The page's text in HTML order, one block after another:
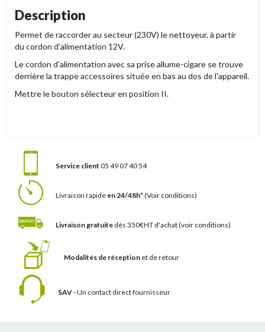
Description
Permet de raccorder au secteur (230V) le nettoyeur, à partir
du cordon d’alimentation 12V.
Le cordon d'alimentation avec sa prise allume-cigare se trouve
derrière la trappe accessoires située en bas au dos de l'appareil.
Mettre le bouton sélecteur en position II.
Service client 05 49 07 40 54
Livraison rapide en 24/48h*(Voir conditions)
Livraison gratuite dès 350€HT d'achat(voir conditions)
Modalités de réception et de retour
SAV- Un contact direct fournisseur